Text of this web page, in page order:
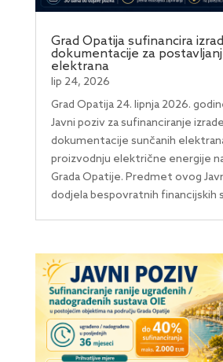
Grad Opatija sufinancira
dokumentacije za
elektrana
lip 24, 2026
Grad Opatija 24. lipnja 2026.
Javni poziv za sufinanciranje
dokumentacije sunčanih
proizvodnju električne energije
Grada Opatije. Predmet ovog
dodjela bespovratnih financijskih